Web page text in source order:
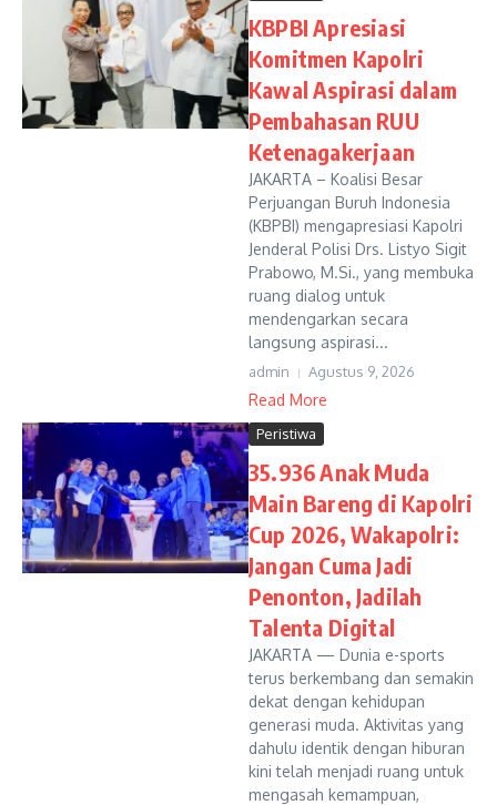
KBPBI Apresiasi
Komitmen Kapolri
Kawal Aspirasi dalam
Pembahasan RUU
Ketenagakerjaan
JAKARTA – Koalisi Besar
Perjuangan Buruh Indonesia
(KBPBI) mengapresiasi Kapolri
Jenderal Polisi Drs. Listyo Sigit
Prabowo, M.Si., yang membuka
ruang dialog untuk
mendengarkan secara
langsung aspirasi...
admin Agustus 9, 2026
Read More
Peristiwa
35.936 Anak Muda
Main Bareng di Kapolri
Cup 2026, Wakapolri:
Jangan Cuma Jadi
Penonton, Jadilah
Talenta Digital
JAKARTA — Dunia e-sports
terus berkembang dan semakin
dekat dengan kehidupan
generasi muda. Aktivitas yang
dahulu identik dengan hiburan
kini telah menjadi ruang untuk
mengasah kemampuan,